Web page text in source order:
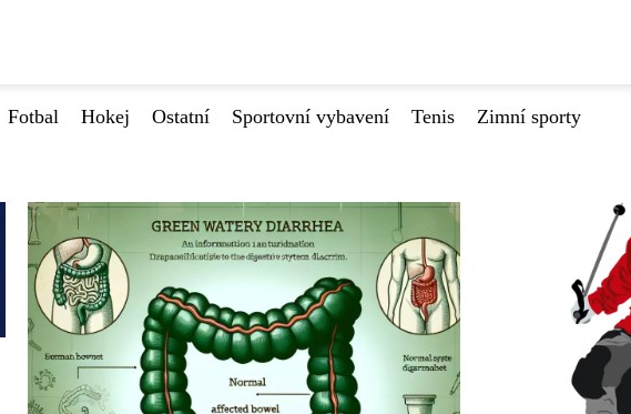
Fotbal Hokej Ostatní Sportovní vybavení Tenis Zimní sporty